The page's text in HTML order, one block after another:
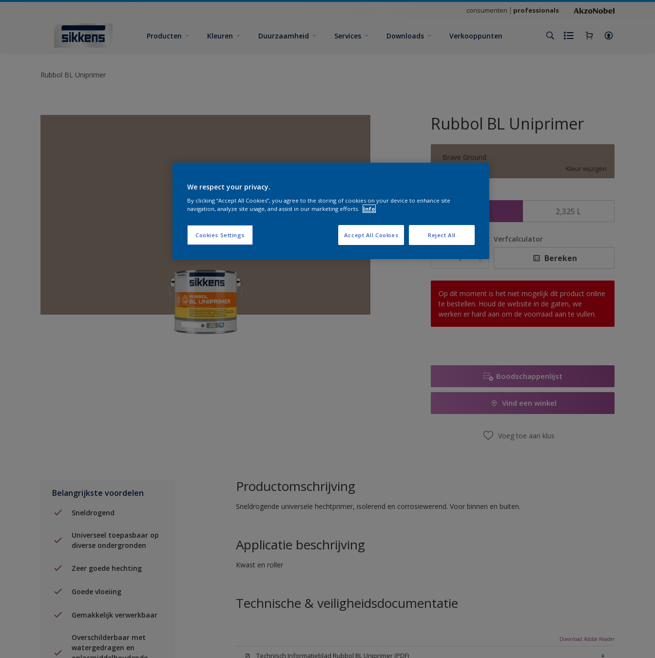
consumenten professionals
Producten Kleuren Duurzaamheid Services Downloads Verkooppunten
Rubbol BL Uniprimer
Rubbol BL Uniprimer
Brave Ground
Kleur wijzigen
2,325 L
Aantal Verfcalculator
Bereken
Op dit moment is het niet mogelijk dit product online
te bestellen. Houd de website in de gaten, we
werken er hard aan om de voorraad aan te vullen.
Boodschappenlijst
Vind een winkel
Voeg toe aan klus
Belangrijkste voordelen
Sneldrogend
Universeel toepasbaar op
diverse ondergronden
Zeer goede hechting
Goede vloeiing
Gemakkelijk verwerkbaar
Overschilderbaar met
watergedragen en
Productomschrijving
Sneldrogende universele hechtprimer, isolerend en corrosiewerend. Voor binnen en buiten.
Applicatie beschrijving
Kwast en roller
Technische & veiligheidsdocumentatie
Download Adobe Reader
Technisch Informatieblad Rubbol BL Uniprimer (PDF)
We respect your privacy.
By clicking “Accept All Cookies”, you agree to the storing of cookies on your device to enhance site
navigation, analyze site usage, and assist in our marketing efforts.
Info
Cookies Settings Reject All
Accept All Cookies